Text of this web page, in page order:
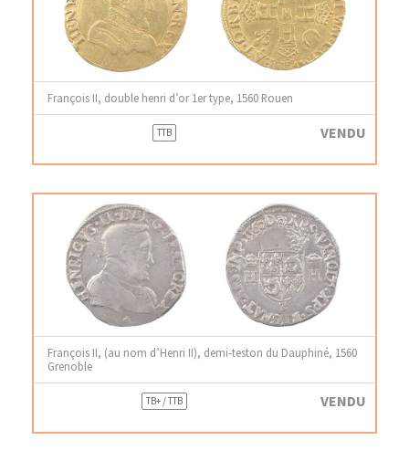
François II, double henri d’or 1er type, 1560 Rouen
TTB VENDU
François II, (au nom d’Henri II), demi-teston du Dauphiné, 1560
Grenoble
TB+ / TTB VENDU